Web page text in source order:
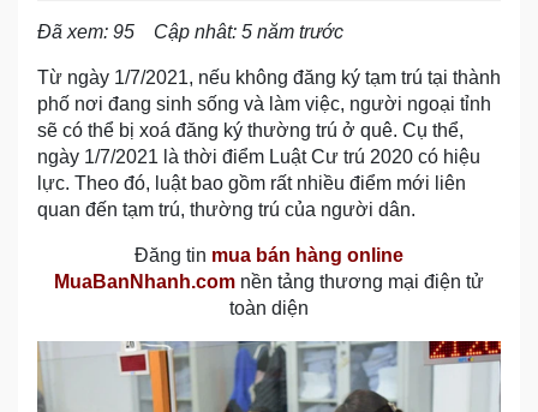
Đã xem: 95 Cập nhât: 5 năm trước
Từ ngày 1/7/2021, nếu không đăng ký tạm trú tại thành
phố nơi đang sinh sống và làm việc, người ngoại tỉnh
sẽ có thể bị xoá đăng ký thường trú ở quê. Cụ thể,
ngày 1/7/2021 là thời điểm Luật Cư trú 2020 có hiệu
lực. Theo đó, luật bao gồm rất nhiều điểm mới liên
quan đến tạm trú, thường trú của người dân.
Đăng tin mua bán hàng online
MuaBanNhanh.com nền tảng thương mại điện tử
toàn diện